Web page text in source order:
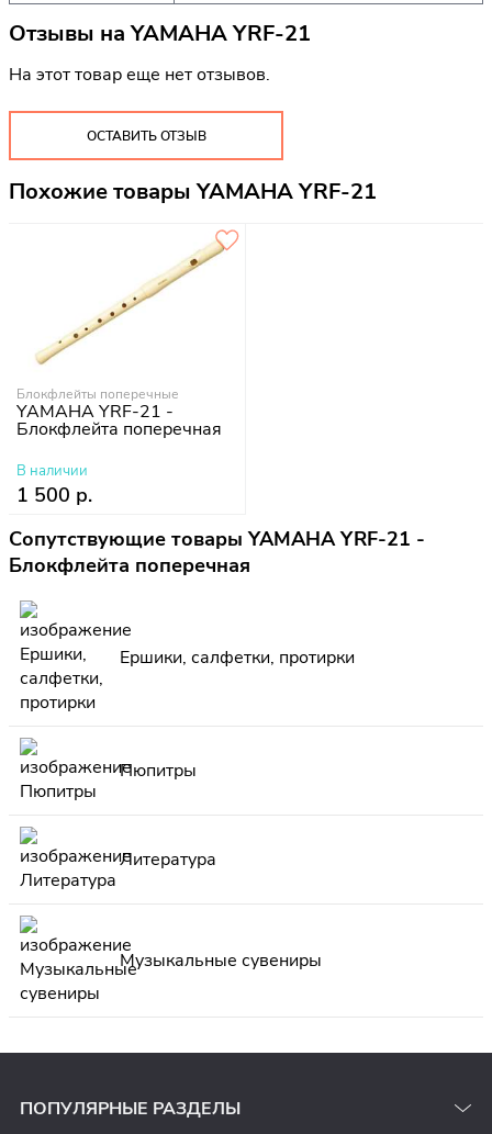
Отзывы наYAMAHA YRF-21
На этот товар еще нет отзывов.
ОСТАВИТЬ ОТЗЫВ
Похожие товары YAMAHA YRF-21
Блокфлейты поперечные
YAMAHA YRF-21 -
Блокфлейта поперечная
В наличии
1 500 р.
Сопутствующие товары YAMAHA YRF-21 -
Блокфлейта поперечная
Ершики, салфетки, протирки
Пюпитры
Литература
Музыкальные сувениры
ПОПУЛЯРНЫЕ РАЗДЕЛЫ